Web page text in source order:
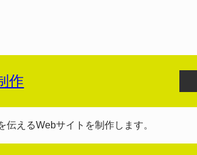
作
伝えるWebサイトを制作します。